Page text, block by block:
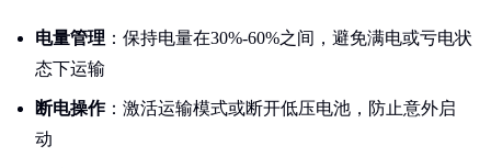
电量管理 ：保持电量在30%-60%之间，避免满电或亏电状
态下运输
断电操作：激活运输模式或断开低压电池，防止意外启
动